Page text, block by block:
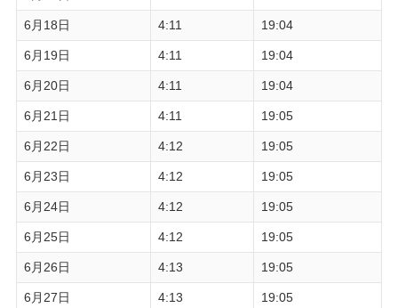
6月18日 4:11 19:04
6月19日 4:11 19:04
6月20日 4:11 19:04
6月21日 4:11 19:05
6月22日 4:12 19:05
6月23日 4:12 19:05
6月24日 4:12 19:05
6月25日 4:12 19:05
6月26日 4:13 19:05
6月27日 4:13 19:05